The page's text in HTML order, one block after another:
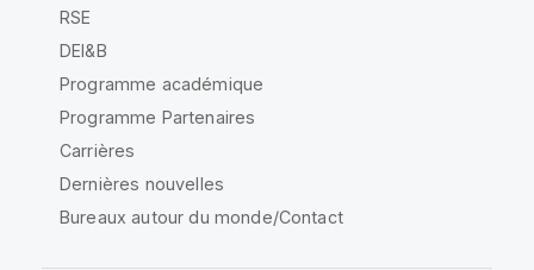
RSE
DEI&B
Programme académique
Programme Partenaires
Carrières
Dernières nouvelles
Bureaux autour du monde/Contact